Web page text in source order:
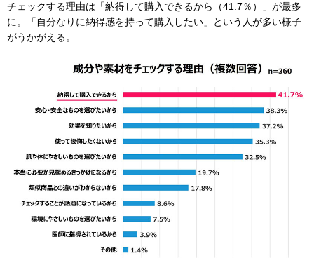
チェックする理由は「納得して購入できるから（41.7％）」が最多
に。「自分なりに納得感を持って購入したい」という人が多い様子
がうかがえる。